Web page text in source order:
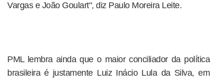
Vargas e João Goulart", diz Paulo Moreira Leite.
PML lembra ainda que o maior conciliador da política
brasileira é justamente Luiz Inácio Lula da Silva, em